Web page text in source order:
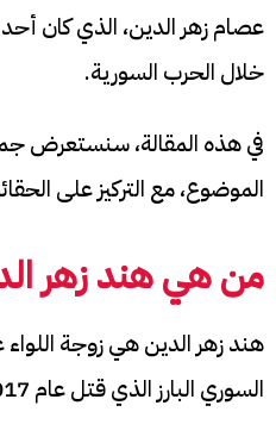
عصام زهر الدين، الذي كان
خلال الحرب السورية.
في هذه المقالة، سنستعرض
الموضوع، مع التركيز على
من هي هند زهر
هند زهر الدين هي زوجة
السوري البارز الذي قتل عام 2017 في دير الزور.